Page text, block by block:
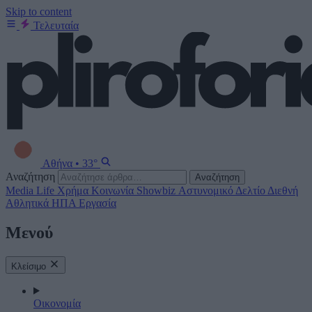
Skip to content
Τελευταία
Αθήνα • 33°
Αναζήτηση
Αναζήτηση
Media Life Χρήμα Κοινωνία Showbiz Αστυνομικό Δελτίο Διεθνή
Αθλητικά ΗΠΑ Εργασία
Μενού
Κλείσιμο
Οικονομία